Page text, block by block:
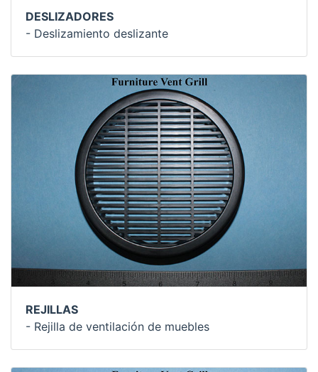
DESLIZADORES
- Deslizamiento deslizante
REJILLAS
- Rejilla de ventilación de muebles